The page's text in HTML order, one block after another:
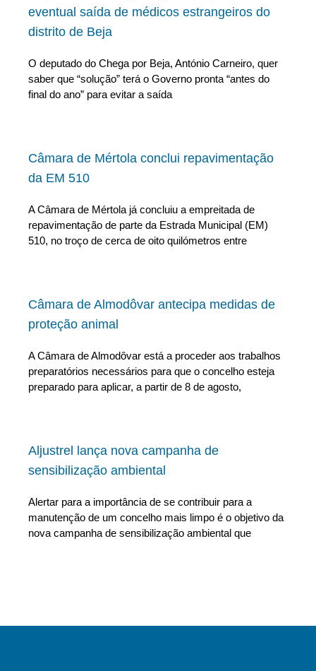
eventual saída de médicos estrangeiros do
distrito de Beja
O deputado do Chega por Beja, António Carneiro, quer
saber que “solução” terá o Governo pronta “antes do
final do ano” para evitar a saída
Câmara de Mértola conclui repavimentação
da EM 510
A Câmara de Mértola já concluiu a empreitada de
repavimentação de parte da Estrada Municipal (EM)
510, no troço de cerca de oito quilómetros entre
Câmara de Almodôvar antecipa medidas de
proteção animal
A Câmara de Almodôvar está a proceder aos trabalhos
preparatórios necessários para que o concelho esteja
preparado para aplicar, a partir de 8 de agosto,
Aljustrel lança nova campanha de
sensibilização ambiental
Alertar para a importância de se contribuir para a
manutenção de um concelho mais limpo é o objetivo da
nova campanha de sensibilização ambiental que